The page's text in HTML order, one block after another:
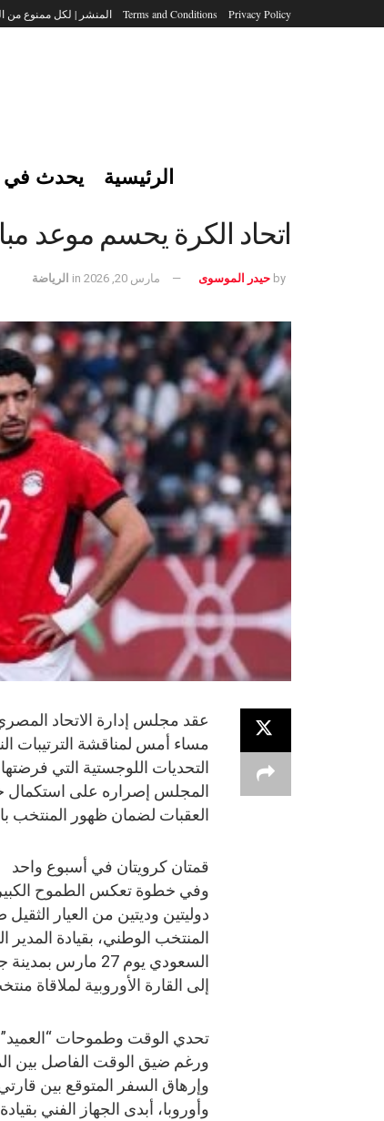
Privacy Policy
Terms and Conditions المنشر | لكل ممنوع من
الرئيسية يحدث
اتحاد الكرة يحسم موعد
by حيدر الموسوى مارس 20, 2026 in الرياضة
عقد مجلس إدارة الاتحاد
مساء أمس لمناقشة الترتيبات
التحديات اللوجستية التي
المجلس إصراره على استكمال
العقبات لضمان ظهور المنتخب
قمتان كرويتان في أسبوع واحد
وفي خطوة تعكس الطموح الكبير
دوليتين وديتين من العيار
المنتخب الوطني، بقيادة
السعودي يوم 27
إلى القارة الأوروبية لملاقاة منتخب إسبانيا يوم
تحدي الوقت وطموحات “العميد”
ورغم ضيق الوقت الفاصل بين
وإرهاق السفر المتوقع بين
وأوروبا، أبدى الجهاز الفني